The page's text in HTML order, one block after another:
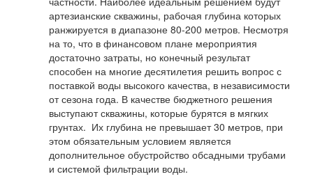
артезианские скважины, рабочая глубина которых
ранжируется в диапазоне 80-200 метров. Несмотря
на то, что в финансовом плане мероприятия
достаточно затраты, но конечный результат
способен на многие десятилетия решить вопрос с
поставкой воды высокого качества, в независимости
от сезона года. В качестве бюджетного решения
выступают скважины, которые бурятся в мягких
грунтах. Их глубина не превышает 30 метров, при
этом обязательным условием является
дополнительное обустройство обсадными трубами
и системой фильтрации воды.